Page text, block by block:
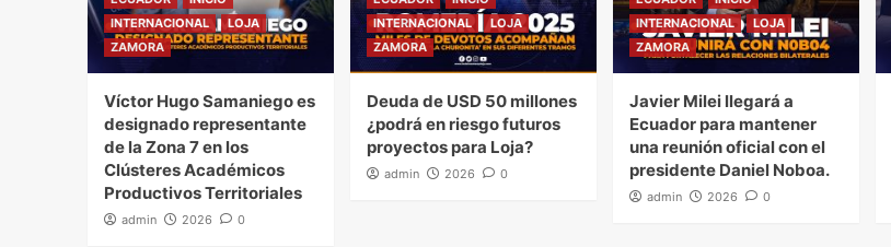
INTERNACIONAL
LOJA
ZAMORA
Víctor Hugo Samaniego es
designado representante
de la Zona 7 en los
Clústeres Académicos
Productivos Territoriales
admin 2026 0
INTERNACIONAL
LOJA
ZAMORA
Deuda de USD 50 millones
¿podrá en riesgo futuros
proyectos para Loja?
admin 2026 0
INTERNACIONAL
LOJA
ZAMORA
Javier Milei llegará a
Ecuador para mantener
una reunión oficial con el
presidente Daniel Noboa.
admin 2026 0